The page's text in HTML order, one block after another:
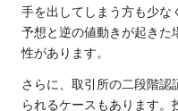
手を出してしまう方も少な
予想と逆の値動きが起きた
性があります。
さらに、取引所の二段階認
られるケースもあります